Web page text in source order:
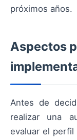
próximos años.
Aspectos
Antes de
realizar una
evaluar el perfil